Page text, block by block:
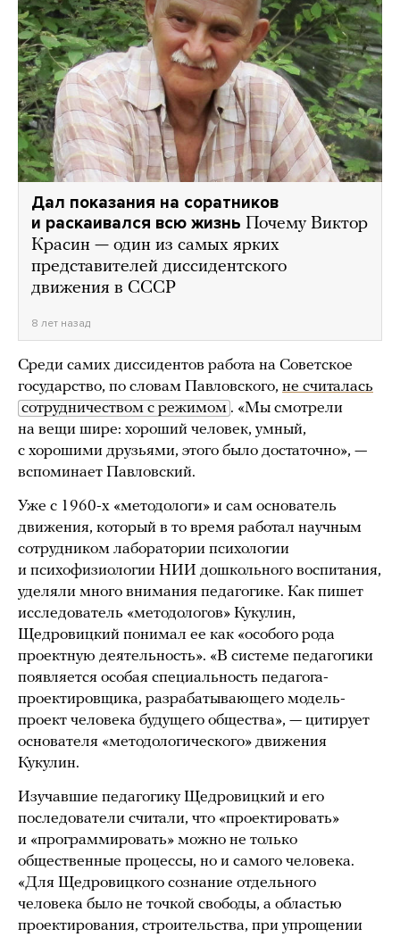
Дал показания на соратников
и раскаивался всю жизнь Почему Виктор
Красин — один из самых ярких
представителей диссидентского
движения в СССР
8 лет назад
Среди самих диссидентов работа на Советское
государство, по словам Павловского, не считалась
сотрудничеством с режимом . «Мы смотрели
на вещи шире: хороший человек, умный,
с хорошими друзьями, этого было достаточно», —
вспоминает Павловский.
Уже с 1960-х «методологи» и сам основатель
движения, который в то время работал научным
сотрудником лаборатории психологии
и психофизиологии НИИ дошкольного воспитания,
уделяли много внимания педагогике. Как пишет
исследователь «методологов» Кукулин,
Щедровицкий понимал ее как «особого рода
проектную деятельность». «В системе педагогики
появляется особая специальность педагога-
проектировщика, разрабатывающего модель-
проект человека будущего общества», — цитирует
основателя «методологического» движения
Кукулин.
Изучавшие педагогику Щедровицкий и его
последователи считали, что «проектировать»
и «программировать» можно не только
общественные процессы, но и самого человека.
«Для Щедровицкого сознание отдельного
человека было не точкой свободы, а областью
проектирования, строительства, при упрощении